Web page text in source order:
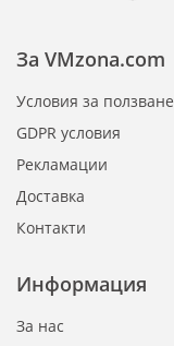
Информация
За нас
За VMzona.com
Условия за ползване
GDPR условия
Рекламации
Доставка
Контакти